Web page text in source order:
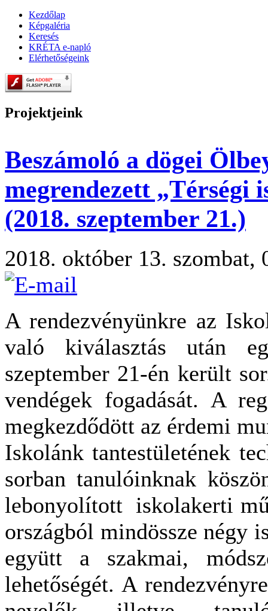
Kezdőlap
Képgaléria
Keresés
KRÉTA e-napló
Elérhetőségeink
Projektjeink
Beszámoló a dögei
megrendezett
(2018. szeptember 21.)
2018. október 13. szombat,
A rendezvényünkre az
való kiválasztás után
szeptember 21-én került
vendégek fogadását. A
megkezdődött az érdemi
Iskolánk tantestületének
sorban tanulóinknak
lebonyolított iskolakerti
országból mindössze négy
együtt a szakmai,
lehetőségét. A